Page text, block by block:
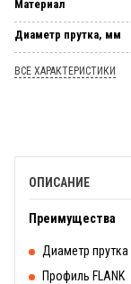
Материал
Диаметр прутка, мм
ВСЕ ХАРАКТЕРИСТИКИ
ОПИСАНИЕ
Преимущества
Диаметр
Профиль FLANK